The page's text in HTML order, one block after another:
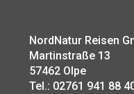
NordNatur Reisen
Martinstraße 13
57462 Olpe
Tel.: 02761 941 88